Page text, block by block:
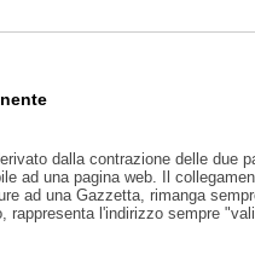
dalla contrazione delle due
ad una pagina web. Il
ad una Gazzetta, rimanga
rappresenta l'indirizzo sempre